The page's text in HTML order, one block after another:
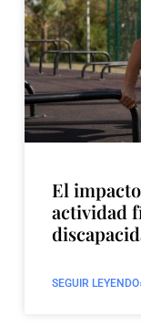
El
actividad
SEGUIR